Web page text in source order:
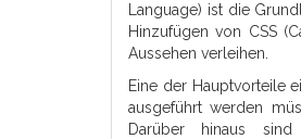
Language) ist die
Hinzufügen von CSS
Aussehen verleihen.
Eine der Hauptvorteile
ausgeführt werden
Darüber hinaus